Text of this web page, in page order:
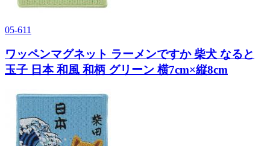
05-611
ワッペンマグネット ラーメンですか 柴犬 なると
玉子 日本 和風 和柄 グリーン 横7cm×縦8cm